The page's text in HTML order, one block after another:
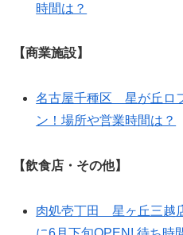
時間は？
【商業施設】
名古屋千種区 星が丘ロ
ン！場所や営業時間は？
【飲食店・その他】
肉処壱丁田 星ヶ丘三越